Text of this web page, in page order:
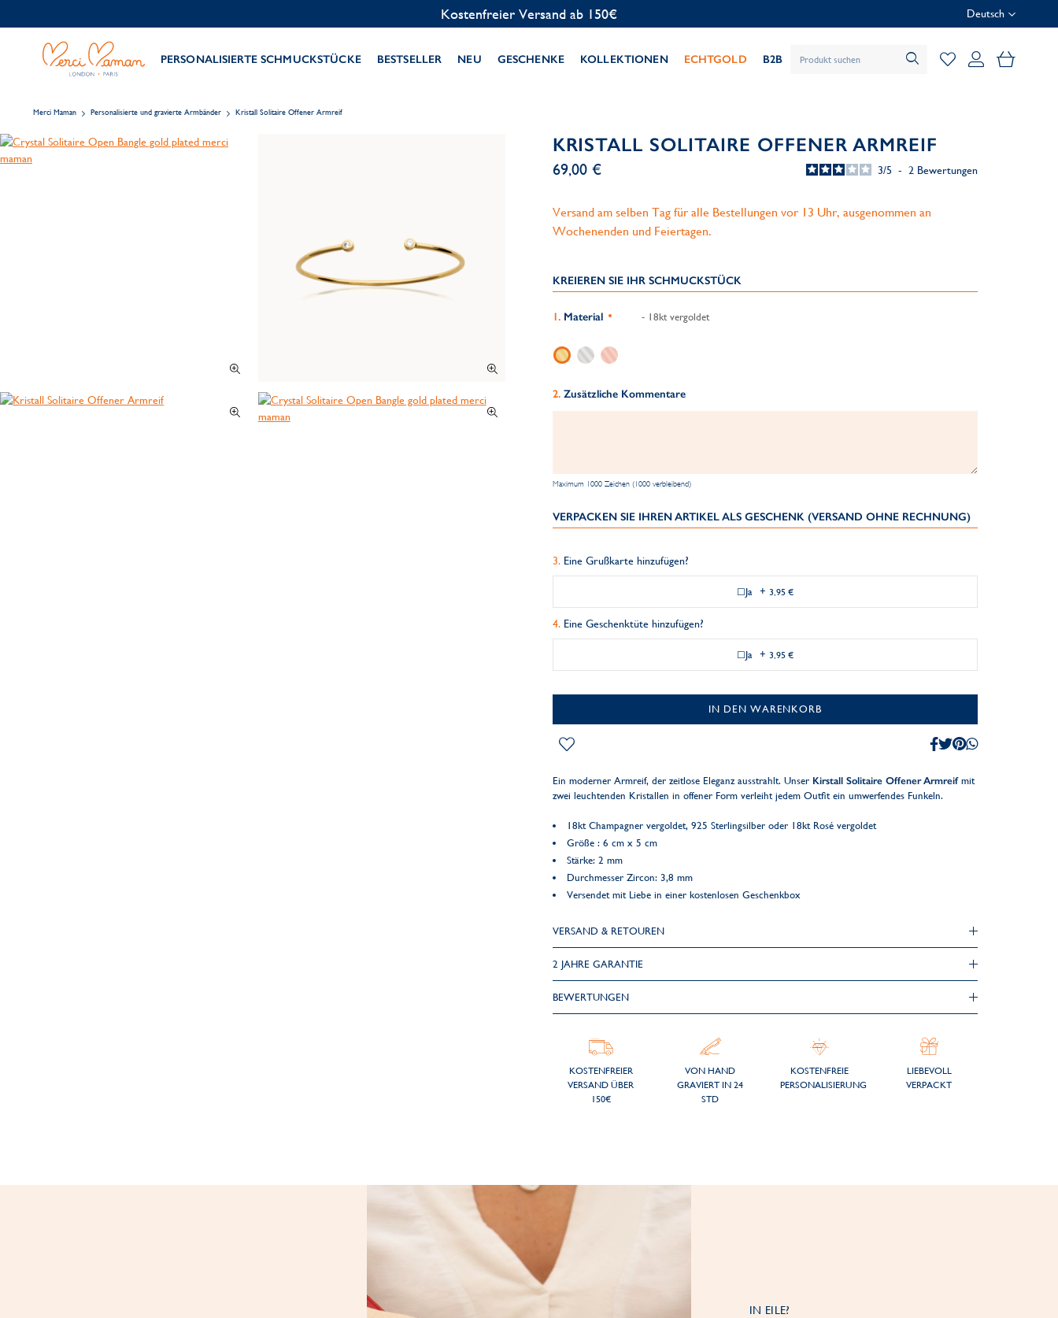
Kostenlose Personalisierung Deutsch
PERSONALISIERTE SCHMUCKSTÜCKE BESTSELLER NEU GESCHENKE KOLLEKTIONEN ECHTGOLD B2B Mein
Merci Maman Personalisierte und gravierte Armbänder Kristall Solitaire Offener Armreif
KRISTALL SOLITAIRE OFFENER ARMREIF
3/5 - 2 Bewertungen
69,00 €
Versand am selben Tag für alle Bestellungen vor 13 Uhr, ausgenommen an
Wochenenden und Feiertagen.
KREIEREN SIE IHR SCHMUCKSTÜCK
Material - 18kt vergoldet
Zusätzliche Kommentare
Maximum 1000 Zeichen (1000 verbleibend)
VERPACKEN SIE IHREN ARTIKEL ALS GESCHENK (VERSAND OHNE RECHNUNG)
Eine Grußkarte hinzufügen?
Ja + 3,95 €
Eine Geschenktüte hinzufügen?
Ja + 3,95 €
IN DEN WARENKORB
Ein moderner Armreif, der zeitlose Eleganz ausstrahlt. Unser Kirstall Solitaire Offener Armreifmit
zwei leuchtenden Kristallen in offener Form verleiht jedem Outfit ein umwerfendes Funkeln.
18kt Champagner vergoldet, 925 Sterlingsilber oder 18kt Rosé vergoldet
Größe : 6 cm x 5 cm
Stärke: 2 mm
Durchmesser Zircon: 3,8 mm
Versendet mit Liebe in einer kostenlosen Geschenkbox
VERSAND & RETOUREN
2 JAHRE GARANTIE
BEWERTUNGEN
KOSTENFREIER
VERSAND ÜBER
150€
VON HAND
GRAVIERT IN 24
STD
KOSTENFREIE
PERSONALISIERUNG
LIEBEVOLL
VERPACKT
IN EILE?